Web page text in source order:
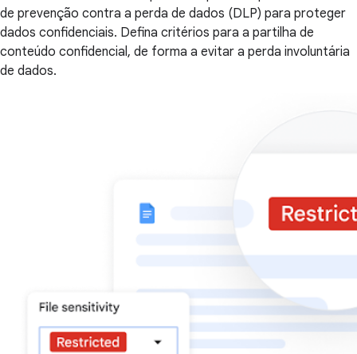
de prevenção contra a perda de dados (DLP) para proteger
dados confidenciais. Defina critérios para a partilha de
conteúdo confidencial, de forma a evitar a perda involuntária
de dados.